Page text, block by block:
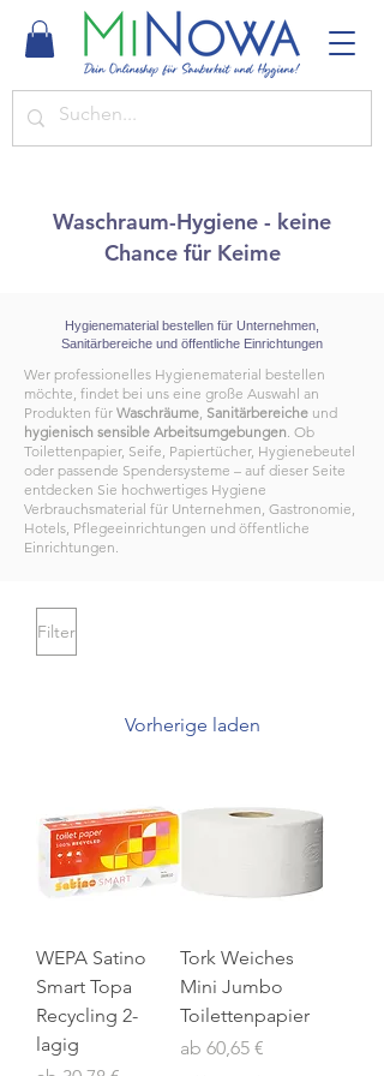
Waschraum-Hygiene - keine
Chance für Keime
Hygienematerial bestellen für Unternehmen,
Sanitärbereiche und öffentliche Einrichtungen
Wer professionelles Hygienematerial bestellen
möchte, findet bei uns eine große Auswahl an
Produkten für Waschräume, Sanitärbereiche und
hygienisch sensible Arbeitsumgebungen. Ob
Toilettenpapier, Seife, Papiertücher, Hygienebeutel
oder passende Spendersysteme – auf dieser Seite
entdecken Sie hochwertiges Hygiene
Verbrauchsmaterial für Unternehmen, Gastronomie,
Hotels, Pflegeeinrichtungen und öffentliche
Einrichtungen.
Filter
Vorherige laden
WEPA Satino
Smart Topa
Recycling 2-
lagig
Tork Weiches
Mini Jumbo
Toilettenpapier
ab 60,65 €
Sale-Preis